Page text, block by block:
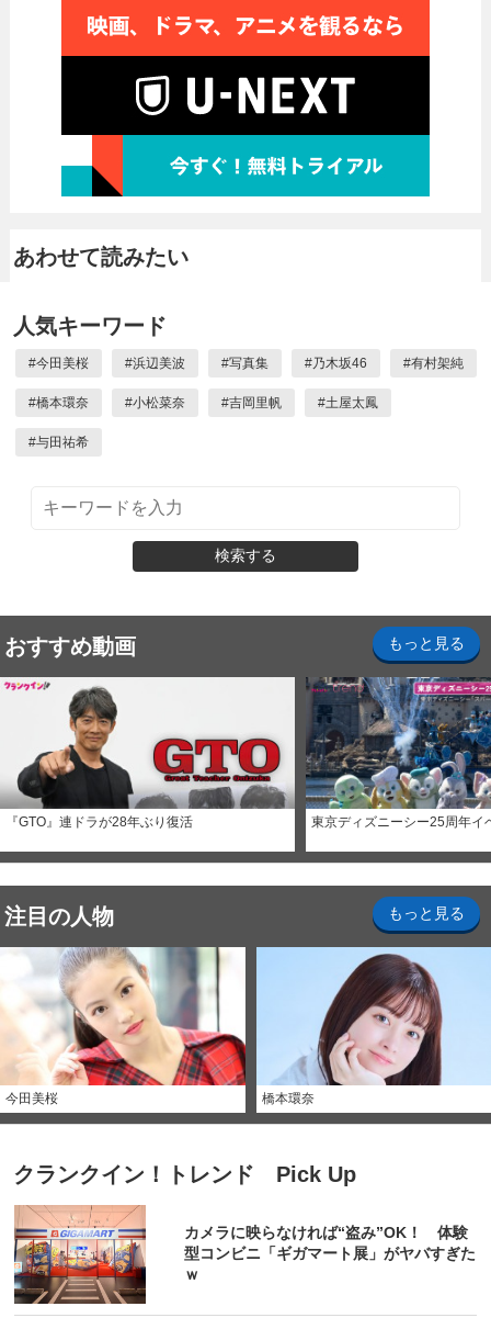
あわせて読みたい
人気キーワード
#今田美桜 #浜辺美波 #写真集 #乃木坂46 #有村架純
#橋本環奈 #小松菜奈 #吉岡里帆 #土屋太鳳
#与田祐希
検索する
おすすめ動画 もっと見る
『GTO』連ドラが28年ぶり復活 東京ディズニーシー25周年イ
注目の人物 もっと見る
今田美桜 橋本環奈
クランクイン！トレンド Pick Up
カメラに映らなければ“盗み”OK！ 体験
型コンビニ「ギガマート展」がヤバすぎた
ｗ